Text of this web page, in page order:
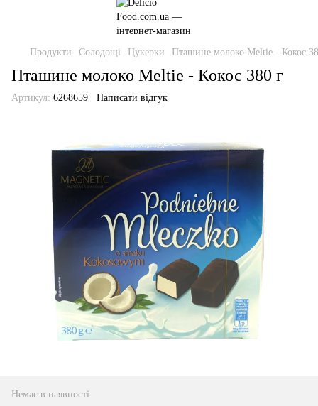
Продукти Солодощі Цукерки Пташине молоко Meltie - Кокос
Пташине молоко Meltie - Кокос 380 г
Артикул: 6268659 Написати відгук
Немає в наявності